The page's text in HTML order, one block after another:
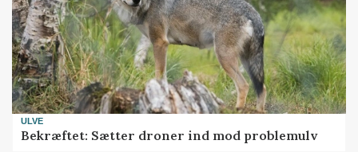
ULVE
Bekræftet: Sætter droner ind mod problemulv